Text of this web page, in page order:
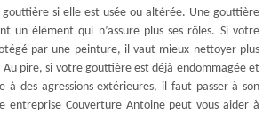
si elle est usée ou altérée. Une gouttière
un élément qui n’assure plus ses rôles. Si votre
par une peinture, il vaut mieux nettoyer plus
pire, si votre gouttière est déjà endommagée et
à des agressions extérieures, il faut passer à son
entreprise Couverture Antoine peut vous aider à